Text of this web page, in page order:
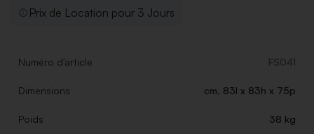
Prix de Location pour 3 Jours
Numéro d'article FS041
Dimensions cm. 83l x 83h x 75p
Poids 38 kg